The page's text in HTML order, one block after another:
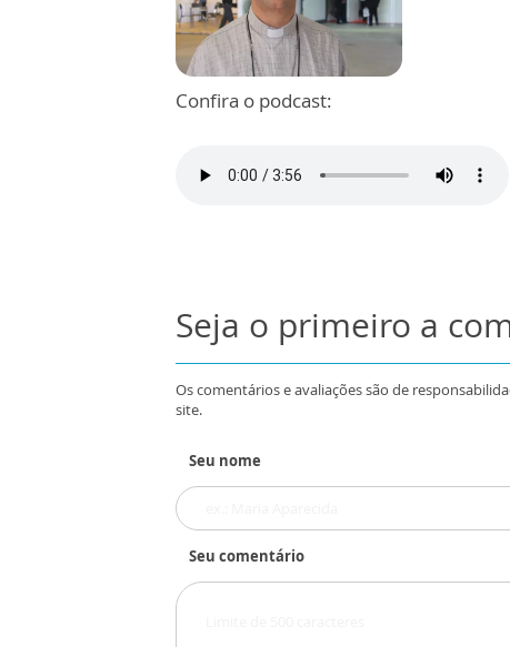
Confira o podcast:
Seja o primeiro a
Os comentários e avaliações são de
site.
Seu nome
Seu comentário